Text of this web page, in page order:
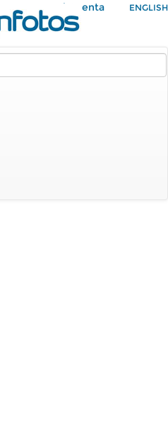
Mi Cuenta ENGLISH